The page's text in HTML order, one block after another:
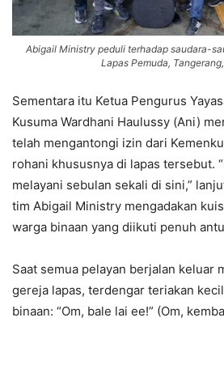
Abigail Ministry peduli terhadap saudara-
Lapas Pemuda,
Sementara itu Ketua Pengurus
Kusuma Wardhani Haulussy (Ani)
telah mengantongi izin dari
rohani khususnya di lapas tersebut.
melayani sebulan sekali di sini,”
tim Abigail Ministry mengadakan
warga binaan yang diikuti penuh
Saat semua pelayan berjalan keluar
gereja lapas, terdengar teriakan
binaan: “Om, bale lai ee!” (Om,